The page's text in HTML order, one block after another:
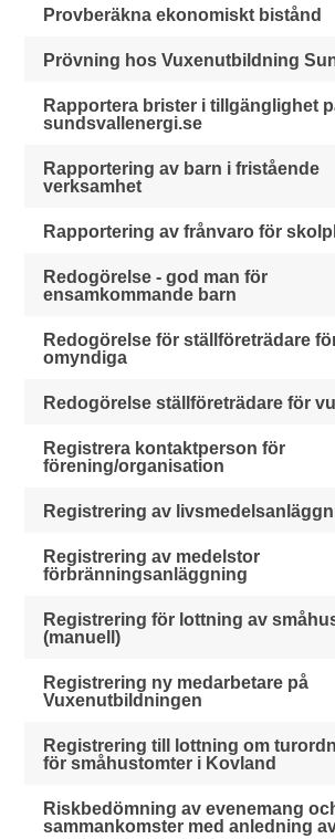
Provberäkna ekonomiskt bistånd
Prövning hos Vuxenutbildning
Rapportera brister i tillgänglighet
sundsvallenergi.se
Rapportering av barn i fristående
verksamhet
Rapportering av frånvaro för
Redogörelse - god man för
ensamkommande barn
Redogörelse för ställföreträdare
omyndiga
Redogörelse ställföreträdare för
Registrera kontaktperson för
förening/organisation
Registrering av
Registrering av medelstor
förbränningsanläggning
Registrering för lottning av
(manuell)
Registrering ny medarbetare på
Vuxenutbildningen
Registrering till lottning om
för småhustomter i Kovland
Riskbedömning av evenemang
sammankomster med anledning